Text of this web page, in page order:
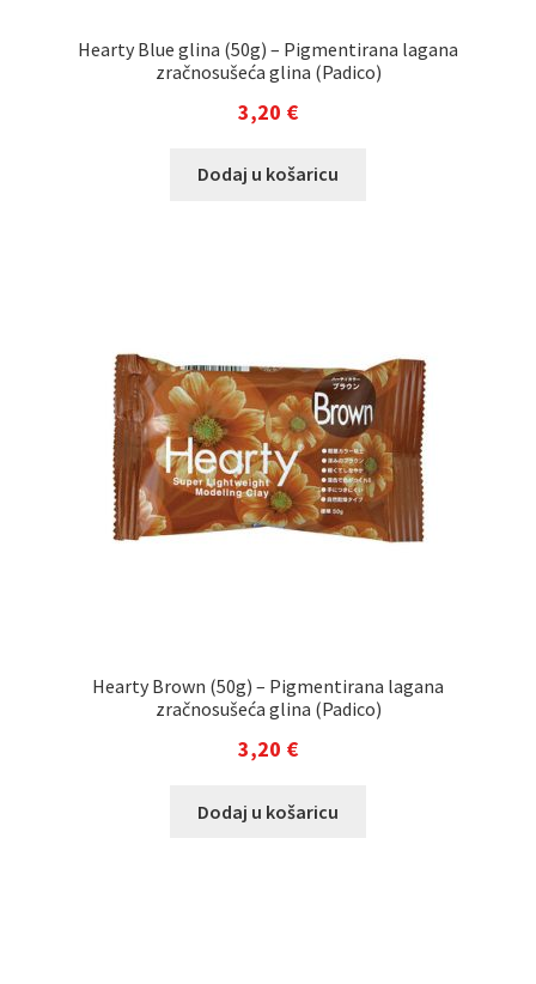
Hearty Blue glina (50g) – Pigmentirana lagana
zračnosušeća glina (Padico)
3,20 €
Dodaj u košaricu
Hearty Brown (50g) – Pigmentirana lagana
zračnosušeća glina (Padico)
3,20 €
Dodaj u košaricu